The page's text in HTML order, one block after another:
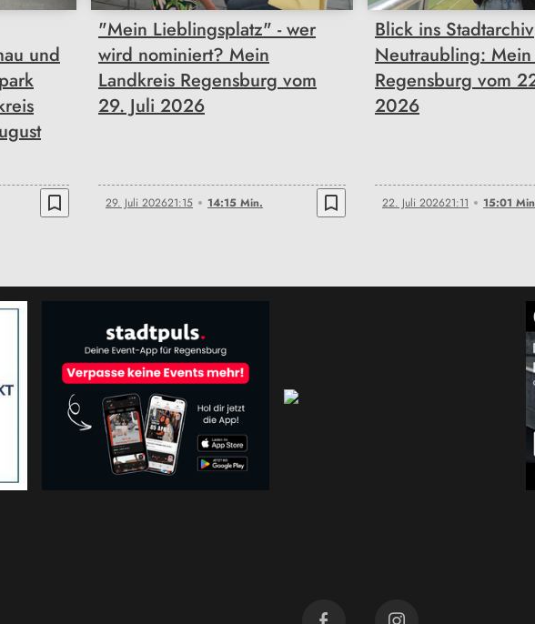
und
bookmark_border
"Mein Lieblingsplatz" - wer
wird nominiert? Mein
Landkreis Regensburg vom
29. Juli 2026
29. Juli 202621:15 14:15 Min. bookmark_border
Blick ins Stadtarchiv
Neutraubling:
Regensburg vom
2026
22. Juli 202621:11 15:01